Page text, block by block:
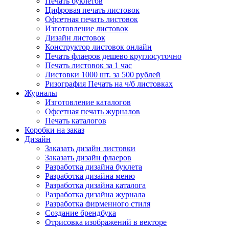
Цифровая печать листовок
Офсетная печать листовок
Изготовление листовок
Дизайн листовок
Конструктор листовок онлайн
Печать флаеров дешево круглосуточно
Печать листовок за 1 час
Листовки 1000 шт. за 500 рублей
Ризография Печать на ч/б листовках
Журналы
Изготовление каталогов
Офсетная печать журналов
Печать каталогов
Коробки на заказ
Дизайн
Заказать дизайн листовки
Заказать дизайн флаеров
Разработка дизайна буклета
Разработка дизайна меню
Разработка дизайна каталога
Разработка дизайна журнала
Разработка фирменного стиля
Создание брендбука
Отрисовка изображений в векторе